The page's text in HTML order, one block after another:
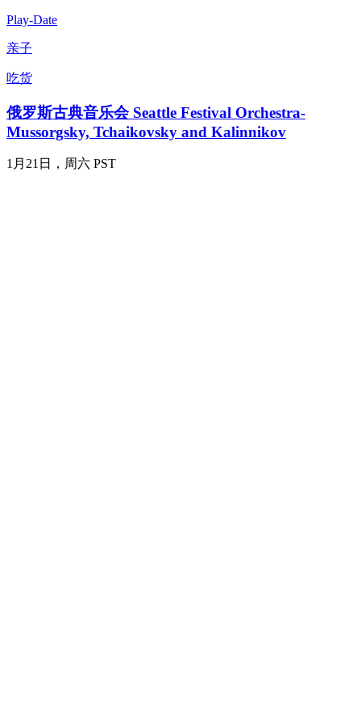
Play-Date
亲子
吃货
俄罗斯古典音乐会 Seattle Festival Orchestra-
Mussorgsky, Tchaikovsky and Kalinnikov
1月21日，周六 PST